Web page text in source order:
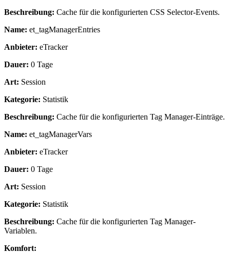
Beschreibung: Cache für die konfigurierten CSS Selector-Events.
Name: et_tagManagerEntries
Anbieter: eTracker
Dauer: 0 Tage
Art: Session
Kategorie: Statistik
Beschreibung: Cache für die konfigurierten Tag Manager-Einträge.
Name: et_tagManagerVars
Anbieter: eTracker
Dauer: 0 Tage
Art: Session
Kategorie: Statistik
Beschreibung: Cache für die konfigurierten Tag Manager-
Variablen.
Komfort: